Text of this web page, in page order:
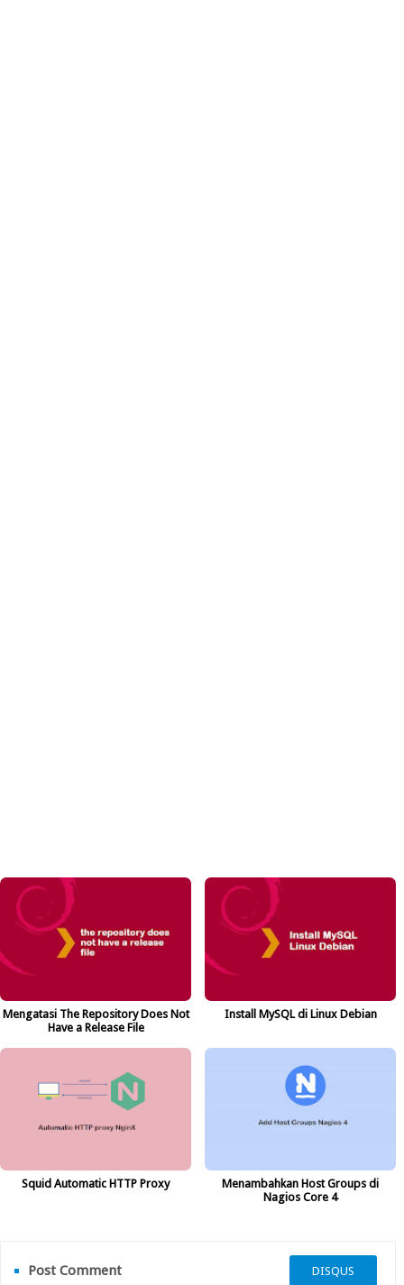
Mengatasi The Repository Does Not
Have a Release File
Install MySQL di Linux Debian
Squid Automatic HTTP Proxy
Menambahkan Host Groups di
Nagios Core 4
Post Comment DISQUS